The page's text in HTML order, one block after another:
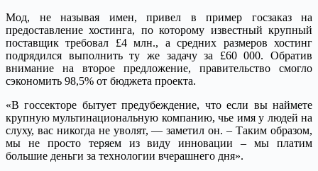
Мод, не называя имен, привел в пример госзаказ на
предоставление хостинга, по которому известный крупный
поставщик требовал £4 млн., а средних размеров хостинг
подрядился выполнить ту же задачу за £60 000. Обратив
внимание на второе предложение, правительство смогло
сэкономить 98,5% от бюджета проекта.
«В госсекторе бытует предубеждение, что если вы наймете
крупную мультинациональную компанию, чье имя у людей на
слуху, вас никогда не уволят, — заметил он. – Таким образом,
мы не просто теряем из виду инновации – мы платим
большие деньги за технологии вчерашнего дня».